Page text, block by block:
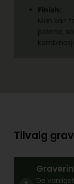
Tilvalg
De